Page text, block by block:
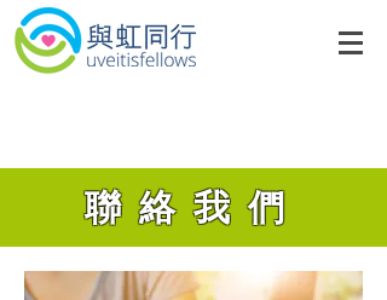
聯絡我們